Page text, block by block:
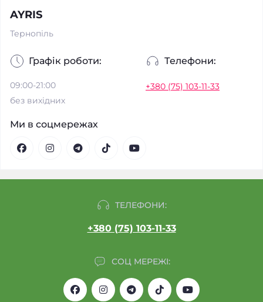
AYRIS
Тернопіль
Графік роботи:
09:00-21:00
без вихідних
Телефони:
+380 (75) 103-11-33
Ми в соцмережах
ТЕЛЕФОНИ:
+380 (75) 103-11-33
СОЦ МЕРЕЖІ: